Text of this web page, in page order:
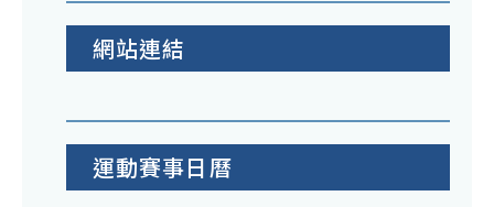
網站連結
運動賽事日曆